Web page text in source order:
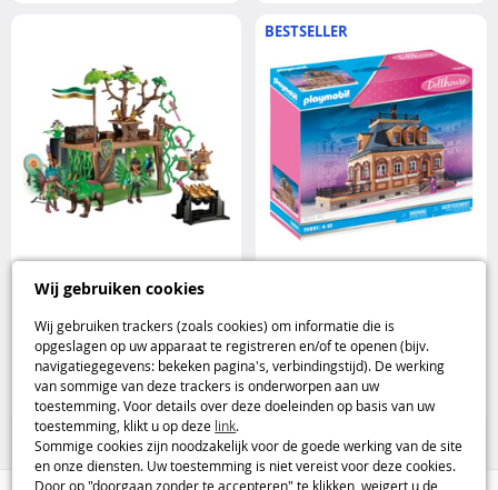
Wij gebruiken cookies
Wij gebruiken trackers (zoals cookies) om informatie die is
opgeslagen op uw apparaat te registreren en/of te openen (bijv.
navigatiegegevens: bekeken pagina's, verbindingstijd). De werking
van sommige van deze trackers is onderworpen aan uw
toestemming. Voor details over deze doeleinden op basis van uw
toestemming, klikt u op deze link.
Sommige cookies zijn noodzakelijk voor de goede werking van de site
en onze diensten. Uw toestemming is niet vereist voor deze cookies.
Door op "doorgaan zonder te accepteren" te klikken, weigert u de
PLAYMOBIL Ayuma kamp met
feeën en zieldieren Playmobil
19,95€
Playmobil
BESTSELLER
99,95€
Playmobil